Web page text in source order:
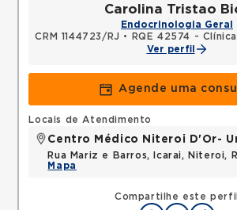
Carolina Tristao
Endocrinologia Geral
CRM 1144723/RJ • RQE 42574 -
Ver perfil
Agende uma
Compartilhe este perfil
Locais de Atendimento
Centro Médico Niteroi D'Or-
Rua Mariz e Barros, Icarai, Niteroi,
Mapa